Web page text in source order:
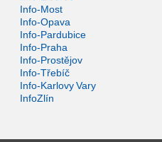
Info-Most
Info-Opava
Info-Pardubice
Info-Praha
Info-Prostějov
Info-Třebíč
Info-Karlovy Vary
InfoZlín